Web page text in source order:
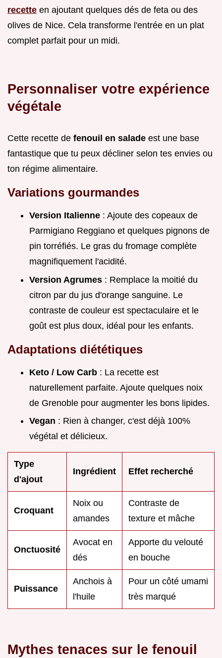
recette en ajoutant quelques dés de feta ou des
olives de Nice. Cela transforme l'entrée en un plat
complet parfait pour un midi.
Personnaliser votre expérience
végétale
Cette recette de fenouil en salade est une base
fantastique que tu peux décliner selon tes envies ou
ton régime alimentaire.
Variations gourmandes
Version Italienne : Ajoute des copeaux de
Parmigiano Reggiano et quelques pignons de
pin torréfiés. Le gras du fromage complète
magnifiquement l'acidité.
Version Agrumes : Remplace la moitié du
citron par du jus d'orange sanguine. Le
contraste de couleur est spectaculaire et le
goût est plus doux, idéal pour les enfants.
Adaptations diététiques
Keto / Low Carb : La recette est
naturellement parfaite. Ajoute quelques noix
de Grenoble pour augmenter les bons lipides.
Vegan : Rien à changer, c'est déjà 100%
végétal et délicieux.
Type
d'ajout
Ingrédient Effet recherché
Croquant
Noix ou
amandes
Contraste de
texture et mâche
Onctuosité
Avocat en
dés
Apporte du velouté
en bouche
Puissance
Anchois à
l'huile
Pour un côté umami
très marqué
Mythes tenaces sur le fenouil